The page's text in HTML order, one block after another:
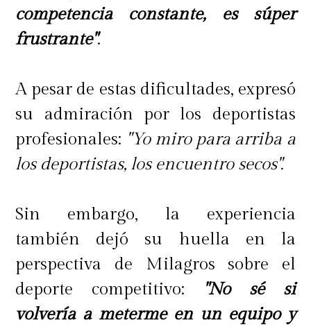
competencia constante, es súper
frustrante".
A pesar de estas dificultades, expresó
su admiración por los deportistas
profesionales: "Yo miro para arriba a
los deportistas, los encuentro secos".
Sin embargo, la experiencia
también dejó su huella en la
perspectiva de Milagros sobre el
deporte competitivo:
"No sé si
volvería a meterme en un equipo y